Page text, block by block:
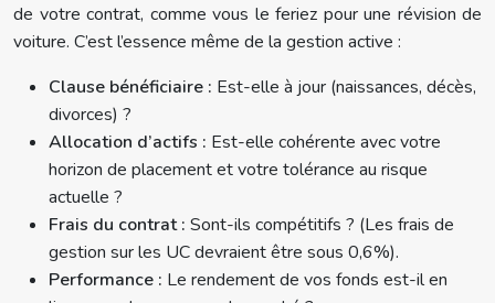
de votre contrat, comme vous le feriez pour une révision de
voiture. C’est l’essence même de la gestion active :
Clause bénéficiaire : Est-elle à jour (naissances, décès,
divorces) ?
Allocation d’actifs : Est-elle cohérente avec votre
horizon de placement et votre tolérance au risque
actuelle ?
Frais du contrat : Sont-ils compétitifs ? (Les frais de
gestion sur les UC devraient être sous 0,6%).
Performance : Le rendement de vos fonds est-il en